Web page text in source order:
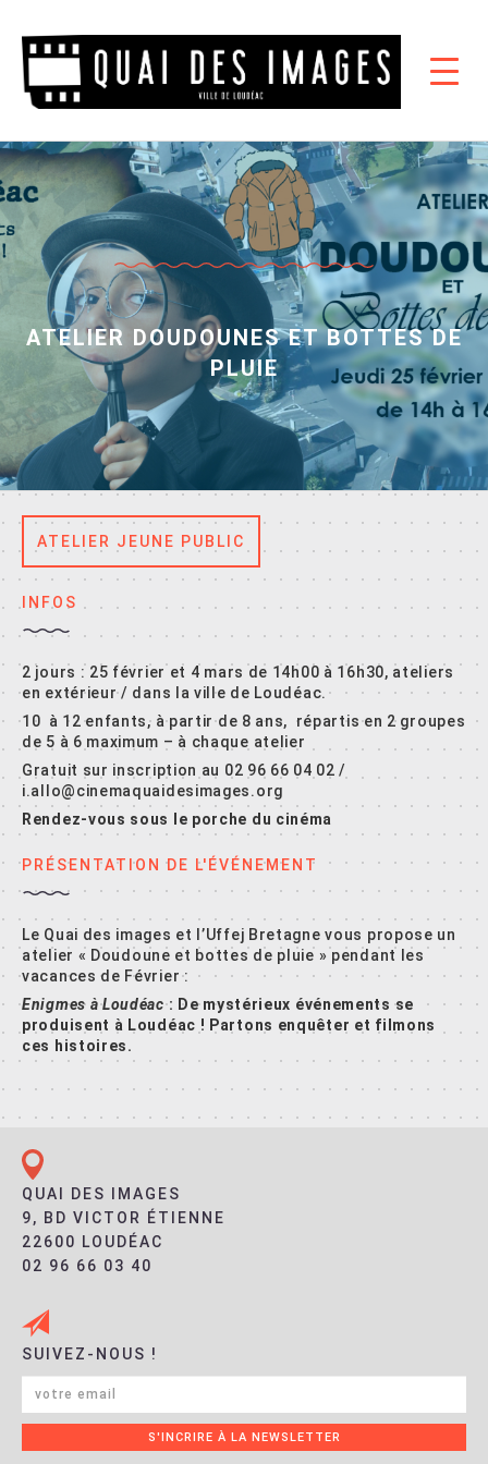
ATELIER DOUDOUNES ET BOTTES DE
PLUIE
ATELIER JEUNE PUBLIC
INFOS
2 jours : 25 février et 4 mars de 14h00 à 16h30, ateliers
en extérieur / dans la ville de Loudéac.
10 à 12 enfants, à partir de 8 ans, répartis en 2 groupes
de 5 à 6 maximum – à chaque atelier
Gratuit sur inscription au 02 96 66 04 02 /
i.allo@cinemaquaidesimages.org
Rendez-vous sous le porche du cinéma
PRÉSENTATION DE L'ÉVÉNEMENT
Le Quai des images et l’Uffej Bretagne vous propose un
atelier « Doudoune et bottes de pluie » pendant les
vacances de Février :
Enigmes à Loudéac: De mystérieux événements se
produisent à Loudéac ! Partons enquêter et filmons
ces histoires.
QUAI DES IMAGES
9, BD VICTOR ÉTIENNE
22600 LOUDÉAC
02 96 66 03 40
SUIVEZ-NOUS !